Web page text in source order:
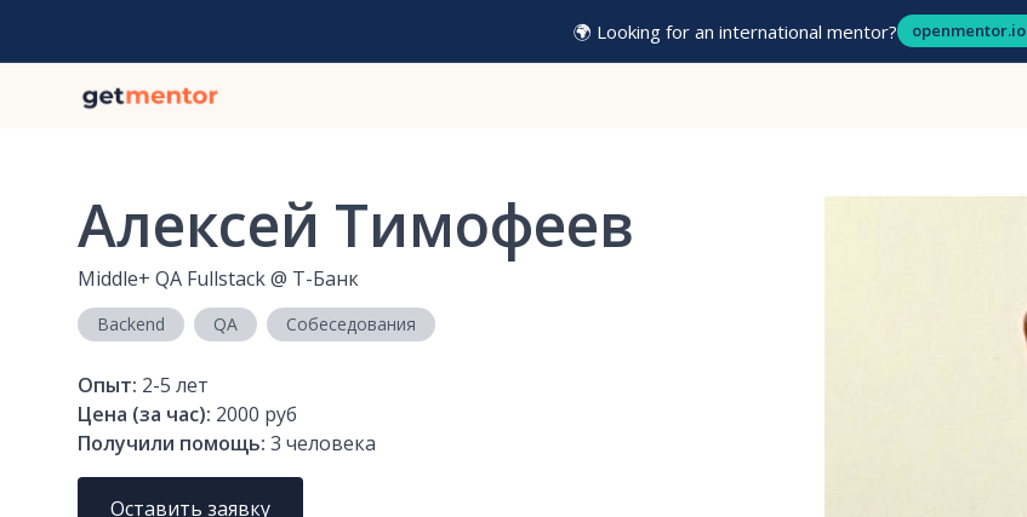
🌍 Looking for an international mentor? openmentor.io
Алексей Тимофеев
Middle+ QA Fullstack@ Т-Банк
Backend QA Собеседования
Опыт: 2-5 лет
Цена (за час): 2000 руб
Получили помощь: 3 человека
Оставить заявку